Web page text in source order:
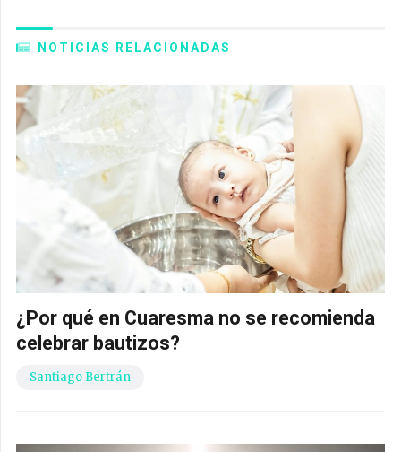
NOTICIAS RELACIONADAS
¿Por qué en Cuaresma no se recomienda
celebrar bautizos?
Santiago Bertrán